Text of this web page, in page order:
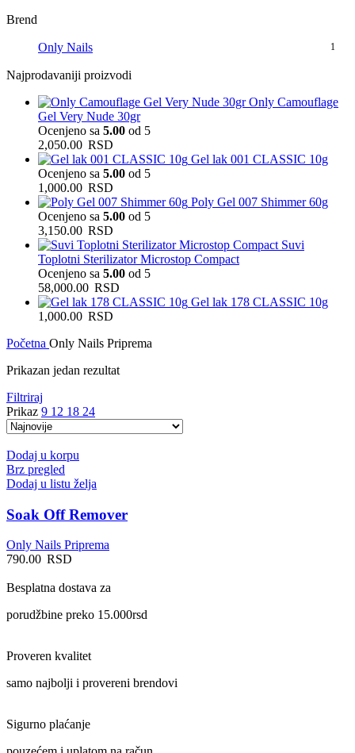
Brend
Only Nails 1
Najprodavaniji proizvodi
Only Camouflage
Gel Very Nude 30gr
Ocenjeno sa 5.00 od 5
2,050.00 RSD
Gel lak 001 CLASSIC 10g
Ocenjeno sa 5.00 od 5
1,000.00 RSD
Poly Gel 007 Shimmer 60g
Ocenjeno sa 5.00 od 5
3,150.00 RSD
Suvi
Toplotni Sterilizator Microstop Compact
Ocenjeno sa 5.00 od 5
58,000.00 RSD
Gel lak 178 CLASSIC 10g
1,000.00 RSD
Početna Only Nails Priprema
Prikazan jedan rezultat
Filtriraj
Prikaz 9 12 18 24
Dodaj u korpu
Brz pregled
Dodaj u listu želja
Soak Off Remover
Only Nails Priprema
790.00 RSD
Besplatna dostava za
porudžbine preko 15.000rsd
Proveren kvalitet
samo najbolji i provereni brendovi
Sigurno plaćanje